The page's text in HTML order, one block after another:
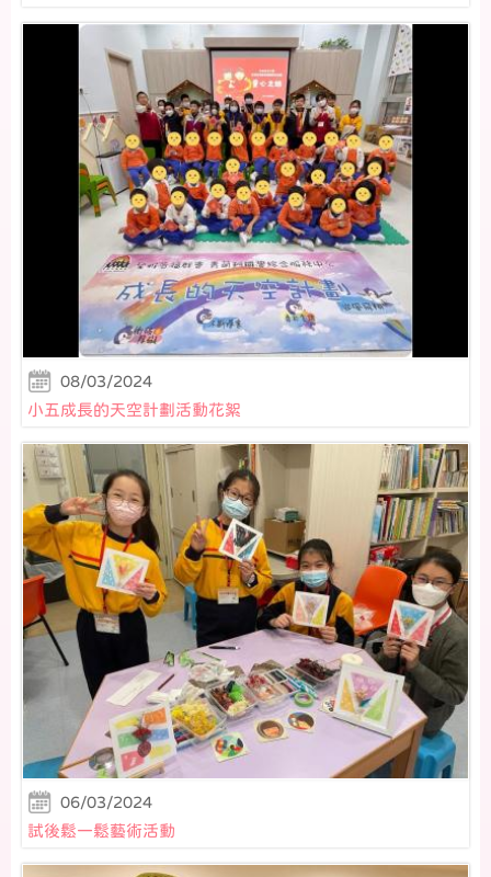
08/03/2024
小五成長的天空計劃活動花絮
06/03/2024
試後鬆一鬆藝術活動